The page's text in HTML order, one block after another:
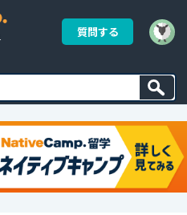
質問する